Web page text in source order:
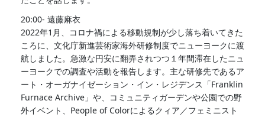
20:00- 遠藤麻衣
2022年1月、コロナ禍による移動規制が少し落ち着いてきた
ころに、文化庁新進芸術家海外研修制度でニューヨークに渡
航しました。急激な円安に翻弄されつつ１年間滞在したニュ
ーヨークでの調査や活動を報告します。主な研修先であるア
ート・オーガナイゼーション・イン・レジデンス「Franklin
Furnace Archive」や、コミュニティガーデンや公園での野
外イベント、People of Colorによるクィア／フェミニスト